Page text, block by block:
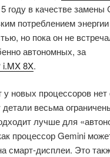
году в качестве замены
потреблением
но пока он не
автономных, за
i.MX 8X.
новых процессоров нет
детали весьма
лучше для
процессор Gemini
смарт-дисплеи. Это